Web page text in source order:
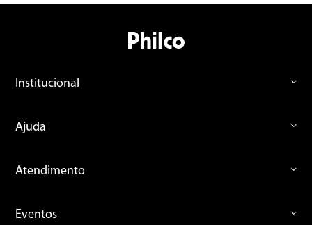
Institucional
Ajuda
Atendimento
Eventos